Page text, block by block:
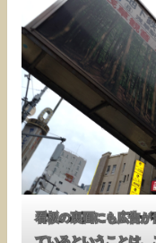
看板の裏面にも広告が